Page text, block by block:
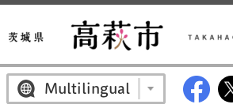
Multilingual